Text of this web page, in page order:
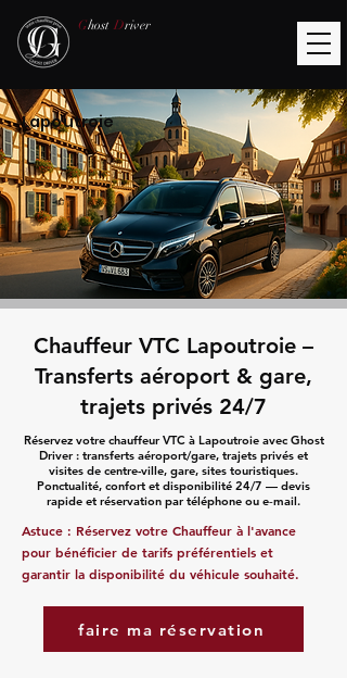
Ghost Driver
Lapoutroie
Chauffeur VTC Lapoutroie –
Transferts aéroport & gare,
trajets privés 24/7
Réservez votre chauffeur VTC à Lapoutroie avec Ghost
Driver : transferts aéroport/gare, trajets privés et
visites de centre-ville, gare, sites touristiques.
Ponctualité, confort et disponibilité 24/7 — devis
rapide et réservation par téléphone ou e‑mail.
Astuce : Réservez votre Chauffeur à l'avance
pour bénéficier de tarifs préférentiels et
garantir la disponibilité du véhicule souhaité.
faire ma réservation